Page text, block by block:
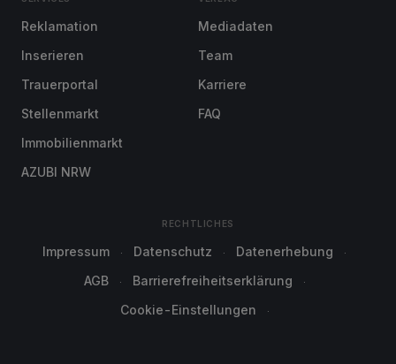
Reklamation
Inserieren
Trauerportal
Stellenmarkt
Immobilienmarkt
AZUBI NRW
Mediadaten
Team
Karriere
FAQ
RECHTLICHES
Impressum Datenschutz
Datenerhebung
AGB
Barrierefreiheitserklärung
Cookie-Einstellungen